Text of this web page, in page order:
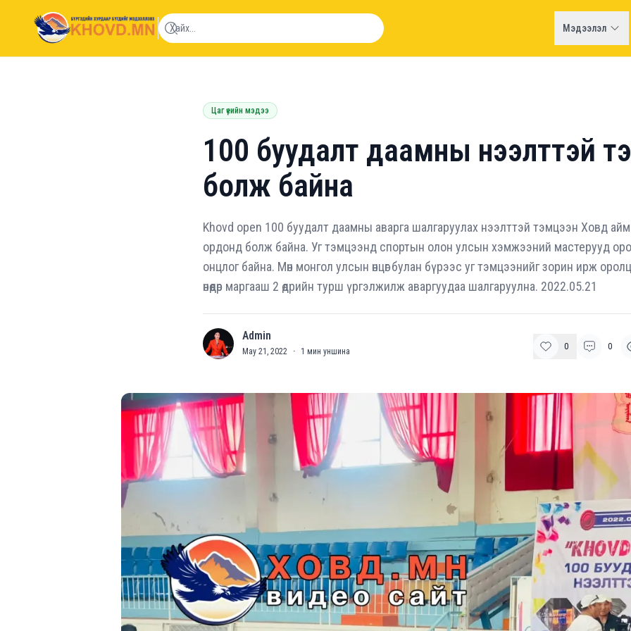
khovd.mn
Мэдээлэл
Цаг үеийн мэдээ
100 буудалт даамны нээлттэй
болж байна
Khovd open 100 буудалт даамны аварга шалгаруулах нээлттэй тэмцээн Ховд
ордонд болж байна. Уг тэмцээнд спортын олон улсын хэмжээний мастерууд
онцлог байна. Мөн монгол улсын өнцөг булан бүрээс уг тэмцээнийг зорин ирж
өнөөдөр маргааш 2 өдрийн турш үргэлжилж аваргуудаа шалгаруулна. 2022.05.21
A Admin
May 21, 2022 · 1 мин уншина 0 0